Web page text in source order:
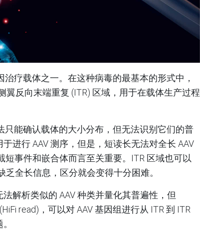
疗载体之一。在这种病毒的最基本的形式中，
翼反向末端重复 (ITR) 区域，用于在载体生产过程
只能确认载体的大小分布，但无法识别它们的普
进行 AAV 测序，但是，短读长无法对全长 AAV
事件和嵌合体而言至关重要。ITR 区域也可以
全长信息，区分就会变得十分困难。
解析类似的 AAV 种类并量化其普遍性，但
read)，可以对 AAV 基因组进行从 ITR 到 ITR